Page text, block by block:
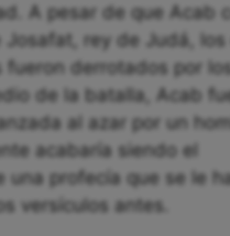
A pesar de que Acab
Josafat, rey de Judá, los
fueron derrotados por
de la batalla, Acab
al azar por un
acabaría siendo el
una profecía que se le
versículos antes.